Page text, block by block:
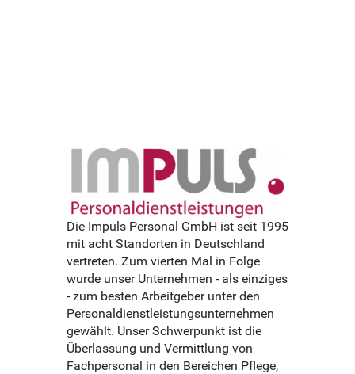
Die Impuls Personal GmbH ist seit 1995
mit acht Standorten in Deutschland
vertreten. Zum vierten Mal in Folge
wurde unser Unternehmen - als einziges
- zum besten Arbeitgeber unter den
Personaldienstleistungsunternehmen
gewählt. Unser Schwerpunkt ist die
Überlassung und Vermittlung von
Fachpersonal in den Bereichen Pflege,